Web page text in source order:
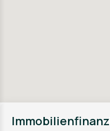
Sportbegeisterte finden
von Tennis und Fußball bis
Kulturelle Veranstaltungen
Kultur Oberschwabens
leicht, sich hier schnell